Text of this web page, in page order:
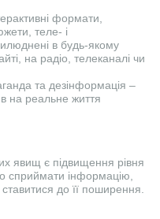
формати,
теле- і
в будь-якому
на радіо, телеканалі чи
та дезінформація –
на реальне життя
явищ є підвищення рівня
сприймати інформацію,
до її поширення.